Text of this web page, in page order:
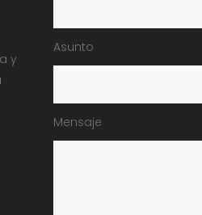
y
Asunto
Mensaje